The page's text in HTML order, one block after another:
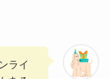
ライ